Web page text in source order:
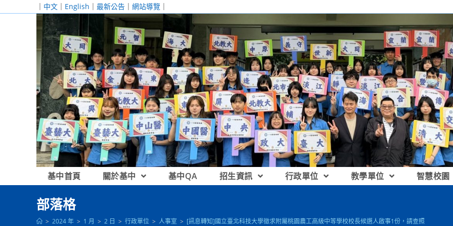
｜ 中文 ｜ English ｜ 最新公告 ｜ 網站導覽 ｜
基中首頁 關於基中 基中QA 招生資訊 行政單位 教學單位 智慧校園
部落格
> 2024 年 > 1 月 > 2 日 > 行政單位 > 人事室 > [訊息轉知]國立臺北科技大學徵求附屬桃園農工高級中等學校校長候選人啟事1份，請查照